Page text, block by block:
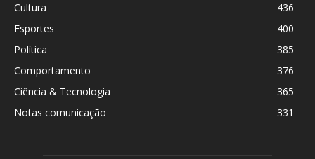
Cultura
436
Esportes
400
Política
385
Comportamento
376
Ciência & Tecnologia
365
Notas comunicação
331